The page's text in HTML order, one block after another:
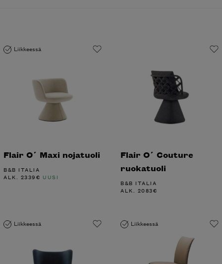
Liikkeessä
Flair O´ Maxi nojatuoli
B&B ITALIA
ALK. 2339€ UUSI
Flair O´ Couture
ruokatuoli
B&B ITALIA
ALK. 2083€
Liikkeessä Liikkeessä